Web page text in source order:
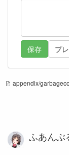
appendix/
ふあんぶ